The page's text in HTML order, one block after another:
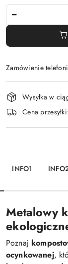
Zamówienie
Dostępność
i
dostawa
Wysyłka w
Cena przesyłki:
INFO1
Metalowy
Poznaj
ocynkowanej,